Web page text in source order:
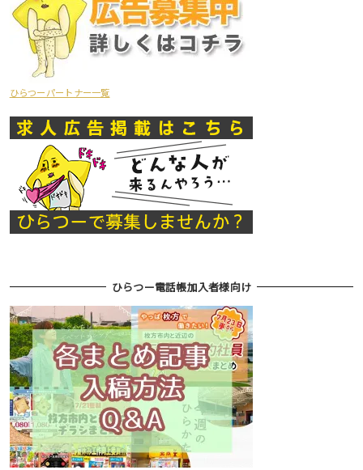
ひらつーパートナー一覧
ひらつー電話帳加入者様向け